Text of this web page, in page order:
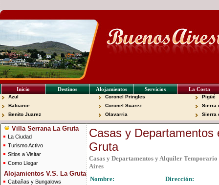
Inicio Destinos Alojamientos Servicios La Costa
Azul
Balcarce
Benito Juarez
Coronel Pringles
Coronel Suarez
Olavarria
Pigüé
Sierra
Sierra
Villa Serrana La Gruta
La Ciudad
Turismo Activo
Sitios a Visitar
Como Llegar
Alojamientos V.S. La Gruta
Cabañas y Bungalows
Casas y Departamentos
Gruta
Casas y Departamentos y Alquiler
Aires
Nombre:
Dirección: